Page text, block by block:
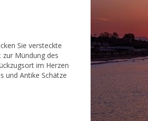
Sie versteckte
Mündung des
im Herzen
und Antike Schätze